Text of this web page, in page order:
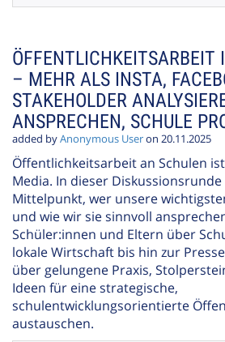
ÖFFENTLICHKEITSARBEIT
– MEHR ALS INSTA,
STAKEHOLDER
ANSPRECHEN, SCHULE
added byAnonymous Useron 20.11.2025
Öffentlichkeitsarbeit an Schulen
Media. In dieser
Mittelpunkt, wer unsere
und wie wir sie sinnvoll
Schüler:innen und Eltern über
lokale Wirtschaft bis hin zur
über gelungene Praxis,
Ideen für eine strategische,
schulentwicklungsorientierte
austauschen.